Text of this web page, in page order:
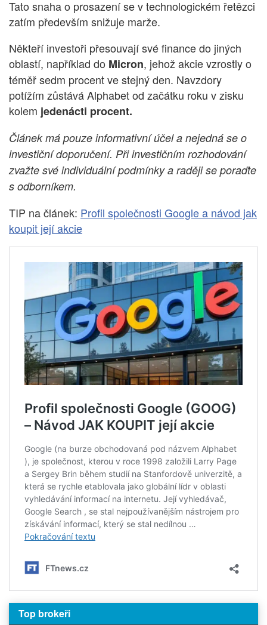
Tato snaha o prosazení se v technologickém řetězci
zatím především snižuje marže.
Někteří investoři přesouvají své finance do jiných
oblastí, například do Micron, jehož akcie vzrostly o
téměř sedm procent ve stejný den. Navzdory
potížím zůstává Alphabet od začátku roku v zisku
kolem jedenácti procent.
Článek má pouze informativní účel a nejedná se o
investiční doporučení. Při investičním rozhodování
zvažte své individuální podmínky a raději se poraďte
s odborníkem.
TIP na článek: Profil společnosti Google a návod jak
koupit její akcie
Top brokeři